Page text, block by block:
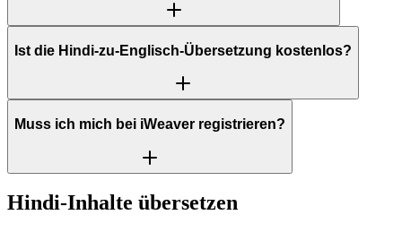
Ist die Hindi-zu-Englisch-Übersetzung kostenlos?
Muss ich mich bei iWeaver registrieren?
Hindi-Inhalte übersetzen